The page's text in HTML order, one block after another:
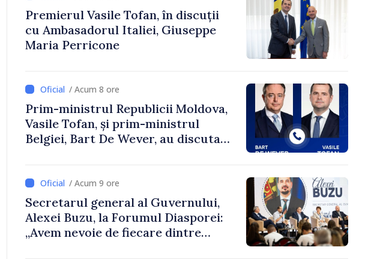
Premierul Vasile Tofan, în discuții
cu Ambasadorul Italiei, Giuseppe
Maria Perricone
/ Acum 8 ore
Prim-ministrul Republicii Moldova,
Vasile Tofan, și prim-ministrul
Belgiei, Bart De Wever, au discutat
/ Acum 9 ore
Secretarul general al Guvernului,
Alexei Buzu, la Forumul Diasporei:
„Avem nevoie de fiecare dintre